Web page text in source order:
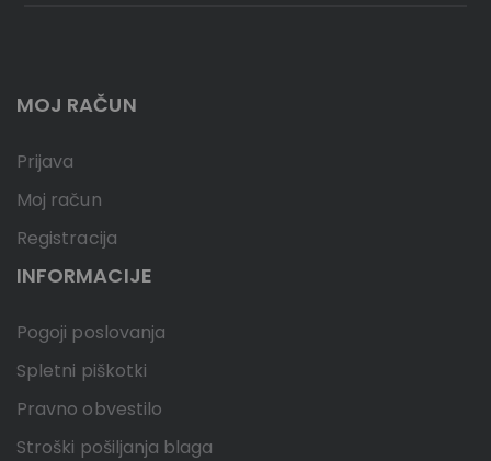
MOJ RAČUN
Prijava
Moj račun
Registracija
INFORMACIJE
Pogoji poslovanja
Spletni piškotki
Pravno obvestilo
Stroški pošiljanja blaga